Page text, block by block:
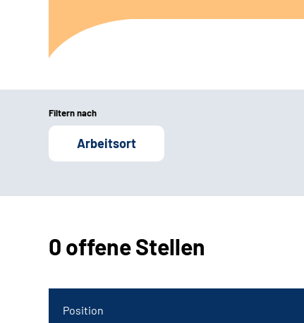
Filtern nach
Arbeitsort
0 offene Stellen
Position